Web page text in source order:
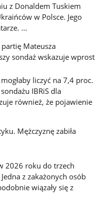
z Donaldem Tuskiem
w Polsce. Jego
...
Mateusza
sondaż wskazuje wprost
liczyć na 7,4 proc.
IBRiS dla
również, że pojawienie
Mężczyznę zabiła
2026 roku do trzech
z zakażonych osób
wiązały się z